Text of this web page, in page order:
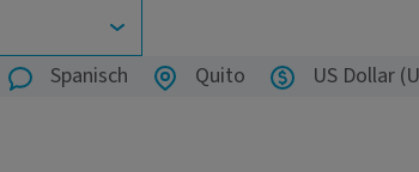
Spanisch Quito US Dollar